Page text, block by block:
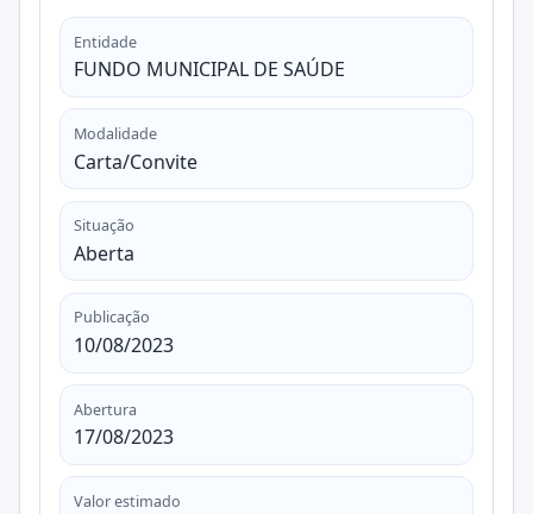
Entidade
FUNDO MUNICIPAL DE SAÚDE
Modalidade
Carta/Convite
Situação
Aberta
Publicação
10/08/2023
Abertura
17/08/2023
Valor estimado